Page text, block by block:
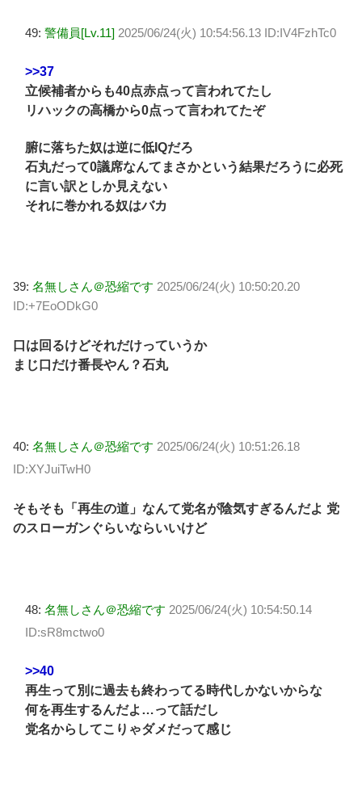
49: 警備員[Lv.11] 2025/06/24(火) 10:54:56.13 ID:IV4FzhTc0
>>37
立候補者からも40点赤点って言われてたし
リハックの高橋から0点って言われてたぞ
腑に落ちた奴は逆に低IQだろ
石丸だって0議席なんてまさかという結果だろうに必死
に言い訳としか見えない
それに巻かれる奴はバカ
39: 名無しさん＠恐縮です 2025/06/24(火) 10:50:20.20
ID:+7EoODkG0
口は回るけどそれだけっていうか
まじ口だけ番長やん？石丸
40: 名無しさん＠恐縮です 2025/06/24(火) 10:51:26.18
ID:XYJuiTwH0
そもそも「再生の道」なんて党名が陰気すぎるんだよ 党
のスローガンぐらいならいいけど
48: 名無しさん＠恐縮です 2025/06/24(火) 10:54:50.14
ID:sR8mctwo0
>>40
再生って別に過去も終わってる時代しかないからな
何を再生するんだよ…って話だし
党名からしてこりゃダメだって感じ